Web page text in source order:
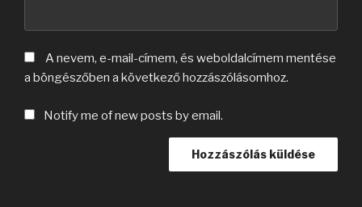
A nevem, e-mail-címem, és weboldalcímem mentése
a böngészőben a következő hozzászólásomhoz.
Notify me of new posts by email.